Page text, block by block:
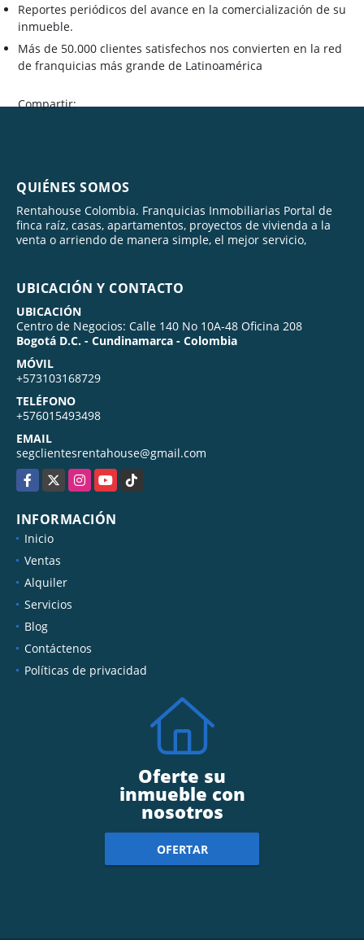
Reportes periódicos del avance en la comercialización de su
inmueble.
Más de 50.000 clientes satisfechos nos convierten en la red
de franquicias más grande de Latinoamérica
Compartir:
QUIÉNES SOMOS
Rentahouse Colombia. Franquicias Inmobiliarias Portal de
finca raíz, casas, apartamentos, proyectos de vivienda a la
venta o arriendo de manera simple, el mejor servicio,
UBICACIÓN Y CONTACTO
UBICACIÓN
Centro de Negocios: Calle 140 No 10A-48 Oficina 208
Bogotá D.C. - Cundinamarca - Colombia
MÓVIL
+573103168729
TELÉFONO
+576015493498
EMAIL
segclientesrentahouse@gmail.com
Facebook
X InstagramYouTubeTikTok
INFORMACIÓN
Inicio
Ventas
Alquiler
Servicios
Blog
Contáctenos
Políticas de privacidad
Oferte su
inmueble con
nosotros
OFERTAR